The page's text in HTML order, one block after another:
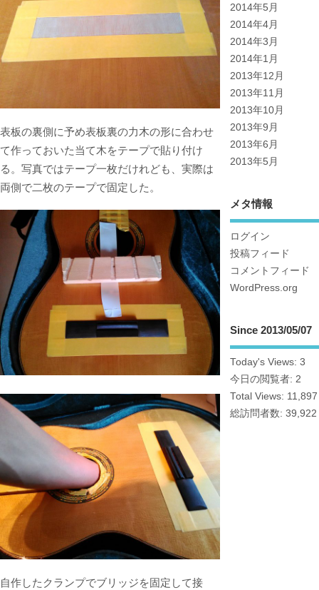
表板の裏側に予め表板裏の力木の形に合わせ
て作っておいた当て木をテープで貼り付け
る。写真ではテープ一枚だけれども、実際は
両側で二枚のテープで固定した。
自作したクランプでブリッジを固定して接
2014年5月
2014年4月
2014年3月
2014年1月
2013年12月
2013年11月
2013年10月
2013年9月
2013年6月
2013年5月
メタ情報
ログイン
投稿フィード
コメントフィード
WordPress.org
Since 2013/05/07
Today's Views: 3
今日の閲覧者: 2
Total Views: 11,897
総訪問者数: 39,922